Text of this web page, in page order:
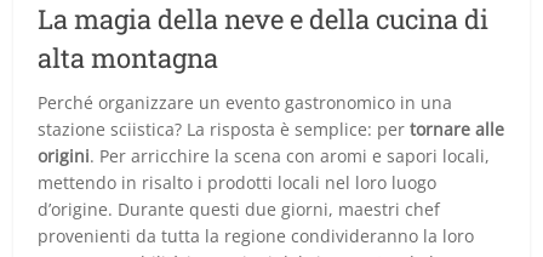
La magia della neve e della cucina di
alta montagna
Perché organizzare un evento gastronomico in una
stazione sciistica? La risposta è semplice: pertornare alle
origini. Per arricchire la scena con aromi e sapori locali,
mettendo in risalto i prodotti locali nel loro luogo
d’origine. Durante questi due giorni, maestri chef
provenienti da tutta la regione condivideranno la loro